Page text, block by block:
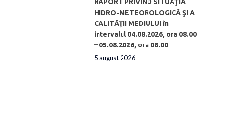
RAPORT PRIVIND SITUAŢIA
HIDRO-METEOROLOGICĂ ŞI A
CALITĂŢII MEDIULUI în
intervalul 04.08.2026, ora 08.00
– 05.08.2026, ora 08.00
5 august 2026